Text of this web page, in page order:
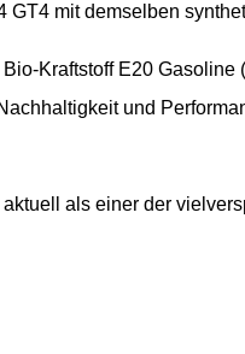
mit demselben
Kraftstoff E20
und
als einer der